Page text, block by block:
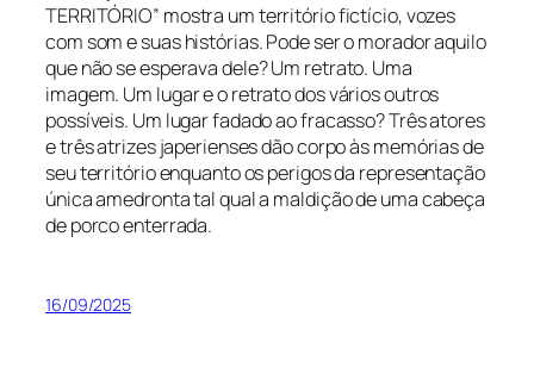
TERRITÓRIO” mostra um território fictício, vozes
com som e suas histórias. Pode ser o morador aquilo
que não se esperava dele? Um retrato. Uma
imagem. Um lugar e o retrato dos vários outros
possíveis. Um lugar fadado ao fracasso? Três atores
e três atrizes japerienses dão corpo às memórias de
seu território enquanto os perigos da representação
única amedronta tal qual a maldição de uma cabeça
de porco enterrada.
16/09/2025